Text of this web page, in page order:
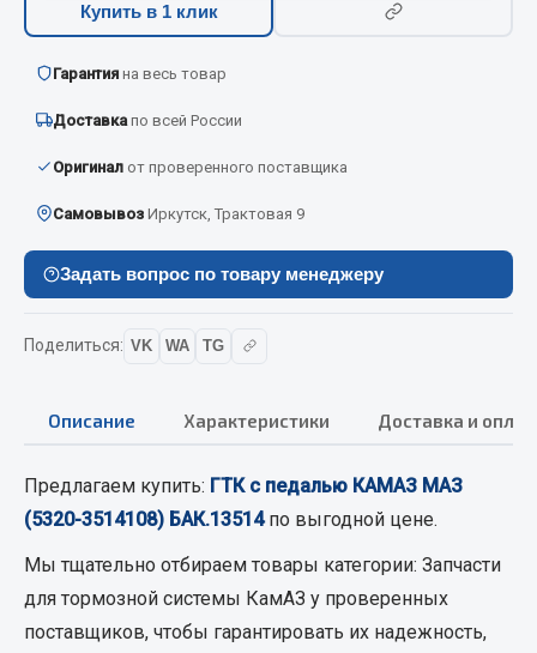
Технические жидкости
Весь раздел
Болты
Кольца стопорные
Пресс-масленки
Пробки
Весь раздел
Соединительные элементы
Camozzi
Купить в 1 клик
Гарантия на весь товар
Доставка по всей России
Оригинал от проверенного поставщика
Самовывоз Иркутск, Трактовая 9
Задать вопрос по товару менеджеру
Поделиться: VK WA TG
Описание Характеристики Доставка и
Предлагаем купить: ГТК с педалью КАМАЗ МАЗ
(5320-3514108) БАК.13514по выгодной цене.
Мы тщательно отбираем товары категории: Запчасти
для тормозной системы КамАЗ у проверенных
поставщиков, чтобы гарантировать их надежность,